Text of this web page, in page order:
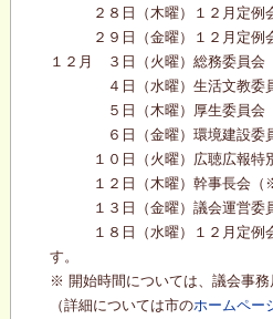
２８日（木曜）１２月定例会
２９日（金曜）１２月定例会
１２月 ３日（火曜）総務委員会
４日（水曜）生活文教委
５日（木曜）厚生委員会
６日（金曜）環境建設委
１０日（火曜）広聴広報特
１２日（木曜）幹事長会（※
１３日（金曜）議会運営委
１８日（水曜）１２月定例会
す。
※ 開始時間については、議会事務
（詳細については市のホームペー